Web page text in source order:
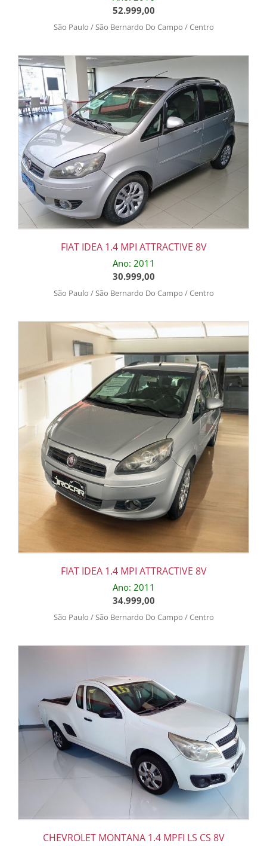
52.999,00
São Paulo / São Bernardo Do Campo / Centro
FIAT IDEA 1.4 MPI ATTRACTIVE 8V
Ano: 2011
30.999,00
São Paulo / São Bernardo Do Campo / Centro
FIAT IDEA 1.4 MPI ATTRACTIVE 8V
Ano: 2011
34.999,00
São Paulo / São Bernardo Do Campo / Centro
CHEVROLET MONTANA 1.4 MPFI LS CS 8V